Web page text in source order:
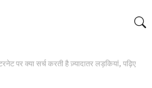
पर क्या सर्च करती है ज़्यादातर लड़कियां, पढ़िए